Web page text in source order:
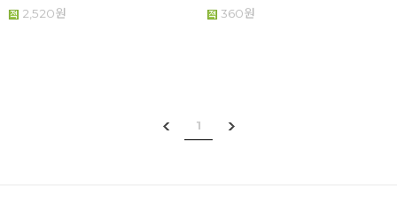
2,520원 360원
1